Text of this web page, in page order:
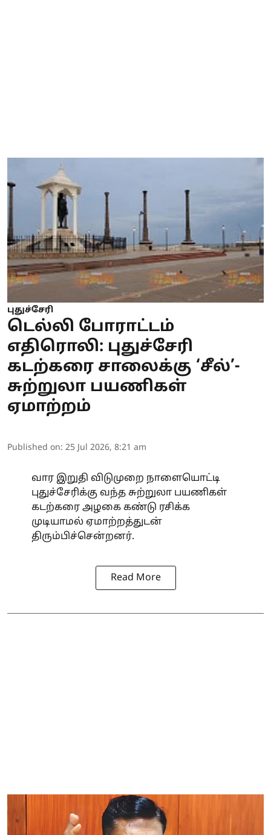
புதுச்சேரி
டெல்லி போராட்டம்
எதிரொலி: புதுச்சேரி
கடற்கரை சாலைக்கு ‘சீல்’-
சுற்றுலா பயணிகள்
ஏமாற்றம்
Published on: 25 Jul 2026, 8:21 am
வார இறுதி விடுமுறை நாளையொட்டி
புதுச்சேரிக்கு வந்த சுற்றுலா பயணிகள்
கடற்கரை அழகை கண்டு ரசிக்க
முடியாமல் ஏமாற்றத்துடன்
திரும்பிச்சென்றனர்.
Read More